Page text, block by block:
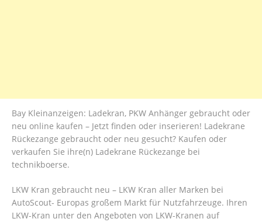
Bay Kleinanzeigen: Ladekran, PKW Anhänger gebraucht oder
neu online kaufen – Jetzt finden oder inserieren! Ladekrane
Rückezange gebraucht oder neu gesucht? Kaufen oder
verkaufen Sie ihre(n) Ladekrane Rückezange bei
technikboerse.
LKW Kran gebraucht neu – LKW Kran aller Marken bei
AutoScout- Europas großem Markt für Nutzfahrzeuge. Ihren
LKW-Kran unter den Angeboten von LKW-Kranen auf